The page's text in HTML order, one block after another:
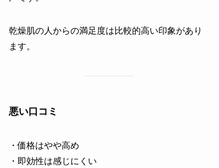
乾燥肌の人からの満足度は比較的高い印象があり
ます。
悪い口コミ
・価格はやや高め
・即効性は感じにくい